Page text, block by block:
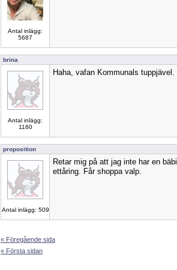
Antal inlägg:
5687
brina
Antal inlägg:
1160
Haha, vafan Kommunals tuppjävel.
proposition
Antal inlägg: 509
Retar mig på att jag inte har en
ettåring. Får shoppa valp.
« Föregående sida
« Första sidan